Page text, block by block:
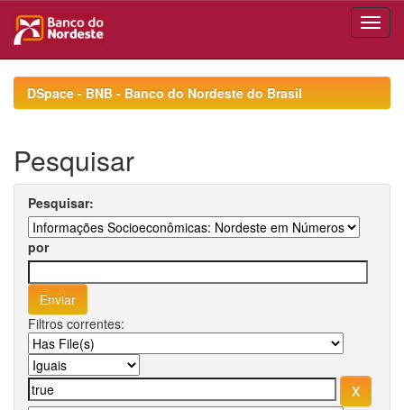
navigationDSpace - BNB - Banco do Nordeste do Brasil
Pesquisar
Pesquisar:
por
Filtros correntes: